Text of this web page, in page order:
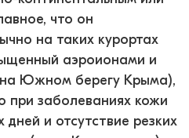
что он
на таких курортах
аэроионами и
Южном берегу Крыма),
при заболеваниях кожи
и отсутствие резких